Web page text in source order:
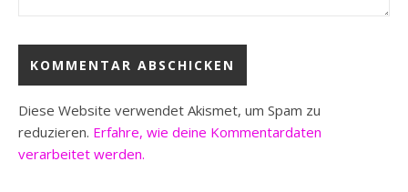
Diese Website verwendet Akismet, um Spam zu
reduzieren. Erfahre, wie deine Kommentardaten
verarbeitet werden.